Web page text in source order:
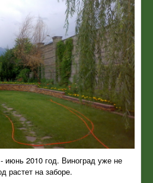
июнь 2010 год. Виноград уже не
растет на заборе.